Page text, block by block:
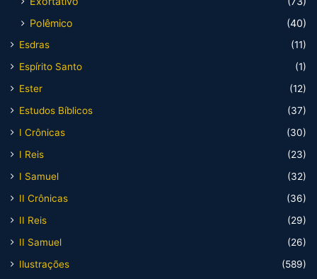
Polêmico
(40)
Esdras
(11)
Espírito Santo
(1)
Ester
(12)
Estudos Bíblicos
(37)
I Crônicas
(30)
I Reis
(23)
I Samuel
(32)
II Crônicas
(36)
II Reis
(29)
II Samuel
(26)
Ilustrações
(589)